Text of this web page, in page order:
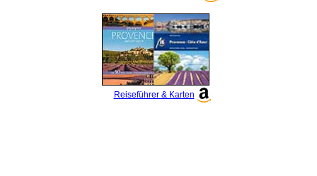
Reiseführer & Karten